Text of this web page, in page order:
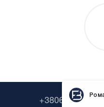
+380638322646